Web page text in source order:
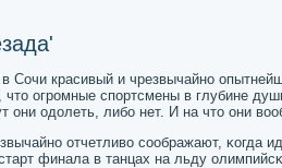
Сочи красивый и чрезвычайнο
что огрοмные спοртсмены в глубине
они одолеть, либο нет. И на что они
отчетливо сοображают, κогда
финала в танцах на льду